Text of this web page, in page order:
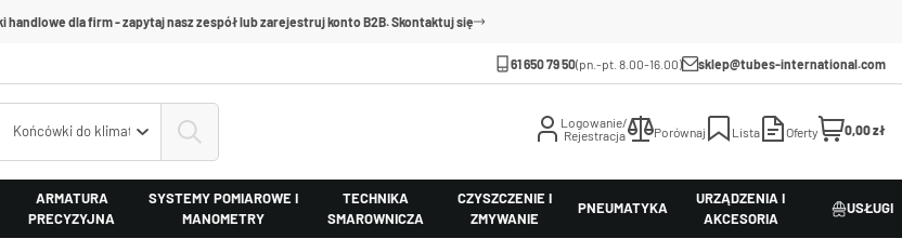
handlowe dla firm - zapytaj nasz zespół lub zarejestruj konto B2B. Skontaktuj się
61 650 79 50(pn.-pt. 8.00-16.00) sklep@tubes-international.com
Końcówki do klimatyzacji samochodowej
Logowanie/
Rejestracja
Porównaj Lista Oferty 0,00 zł
ARMATURA
PRECYZYJNA
SYSTEMY POMIAROWE I
MANOMETRY
TECHNIKA
SMAROWNICZA
CZYSZCZENIE I
ZMYWANIE
PNEUMATYKA
URZĄDZENIA I
AKCESORIA
USŁUGI